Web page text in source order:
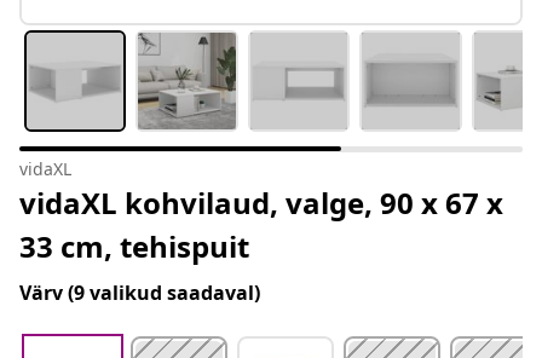
vidaXL
vidaXL kohvilaud, valge, 90 x 67 x
33 cm, tehispuit
Värv(9 valikud saadaval)